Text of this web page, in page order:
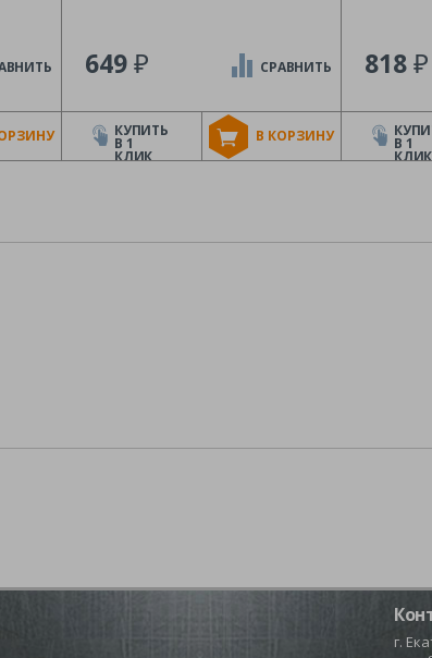
649₽
В КОРЗИНУ
СРАВНИТЬ
КУПИТЬ
В 1
КЛИК
818₽
В 1
КЛИК
г.